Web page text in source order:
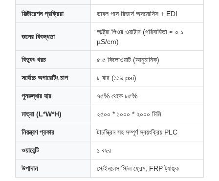
ফিল্টারেশন প্রক্রিয়া ডাবল পাস রিভার্স অসমোসিস + EDI
জলের বিশুদ্ধতা
আল্ট্রা পিওর ওয়াটার (পরিবাহিতা ≤ ০.১
µS/cm)
বিদ্যুৎ খরচ ৫.৫ কিলোওয়াট (আনুমানিক)
সর্বোচ্চ অপারেটিং চাপ ৮ বার (১১৬ psi)
পুনরুদ্ধার হার ৭৫% থেকে ৮৫%
মাত্রা (L*W*H) ২৫০০ * ১০০০ * ২০০০ মিমি
নিয়ন্ত্রণ প্রকার টাচস্ক্রিন সহ সম্পূর্ণ স্বয়ংক্রিয় PLC
ওয়ারেন্টি ১ বছর
উপাদান স্টেইনলেস স্টিল ফ্রেম, FRP ট্যাঙ্ক